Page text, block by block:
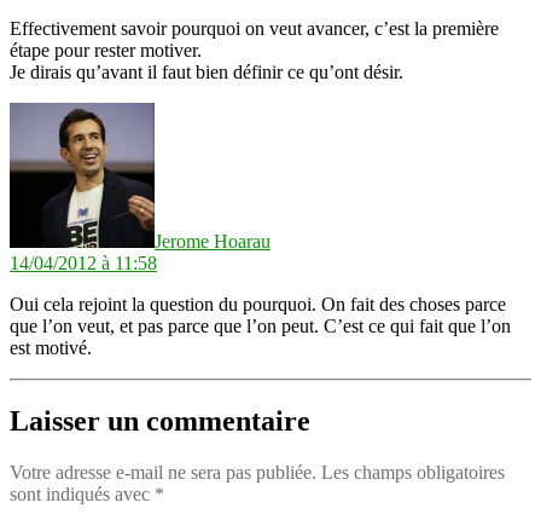
Effectivement savoir pourquoi on veut avancer, c’est la première
étape pour rester motiver.
Je dirais qu’avant il faut bien définir ce qu’ont désir.
Jerome Hoarau
14/04/2012 à 11:58
Oui cela rejoint la question du pourquoi. On fait des choses parce
que l’on veut, et pas parce que l’on peut. C’est ce qui fait que l’on
est motivé.
Laisser un commentaire
Votre adresse e-mail ne sera pas publiée. Les champs obligatoires
sont indiqués avec *